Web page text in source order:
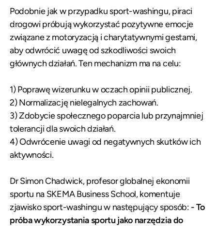
Podobnie jak w przypadku sport-washingu, piraci
drogowi próbują wykorzystać pozytywne emocje
związane z motoryzacją i charytatywnymi gestami,
aby odwrócić uwagę od szkodliwości swoich
głównych działań. Ten mechanizm ma na celu:
1) Poprawę wizerunku w oczach opinii publicznej.
2) Normalizację nielegalnych zachowań.
3) Zdobycie społecznego poparcia lub przynajmniej
tolerancji dla swoich działań.
4) Odwrócenie uwagi od negatywnych skutków ich
aktywności.
Dr Simon Chadwick, profesor globalnej ekonomii
sportu na SKEMA Business School, komentuje
zjawisko sport-washingu w następujący sposób: - To
próba wykorzystania sportu jako narzędzia do